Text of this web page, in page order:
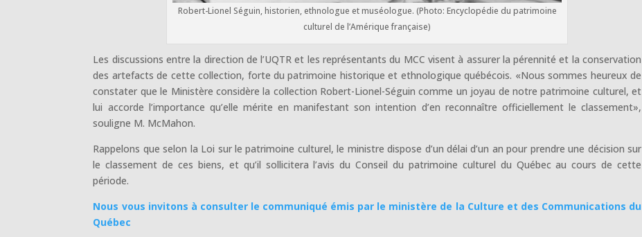
Robert-Lionel Séguin, historien, ethnologue et muséologue. (Photo: Encyclopédie du patrimoine
culturel de l’Amérique française)
Les discussions entre la direction de l’UQTR et les représentants du MCC visent à assurer la pérennité et la conservation
des artefacts de cette collection, forte du patrimoine historique et ethnologique québécois. «Nous sommes heureux de
constater que le Ministère considère la collection Robert-Lionel-Séguin comme un joyau de notre patrimoine culturel, et
lui accorde l’importance qu’elle mérite en manifestant son intention d’en reconnaître officiellement le classement»,
souligne M. McMahon.
Rappelons que selon la Loi sur le patrimoine culturel, le ministre dispose d’un délai d’un an pour prendre une décision sur
le classement de ces biens, et qu’il sollicitera l’avis du Conseil du patrimoine culturel du Québec au cours de cette
période.
Nous vous invitons à consulter le communiqué émis par le ministère de la Culture et des Communications du
Québec